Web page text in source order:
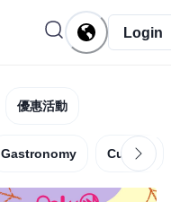
Login
優惠活動
Gastronomy Culture